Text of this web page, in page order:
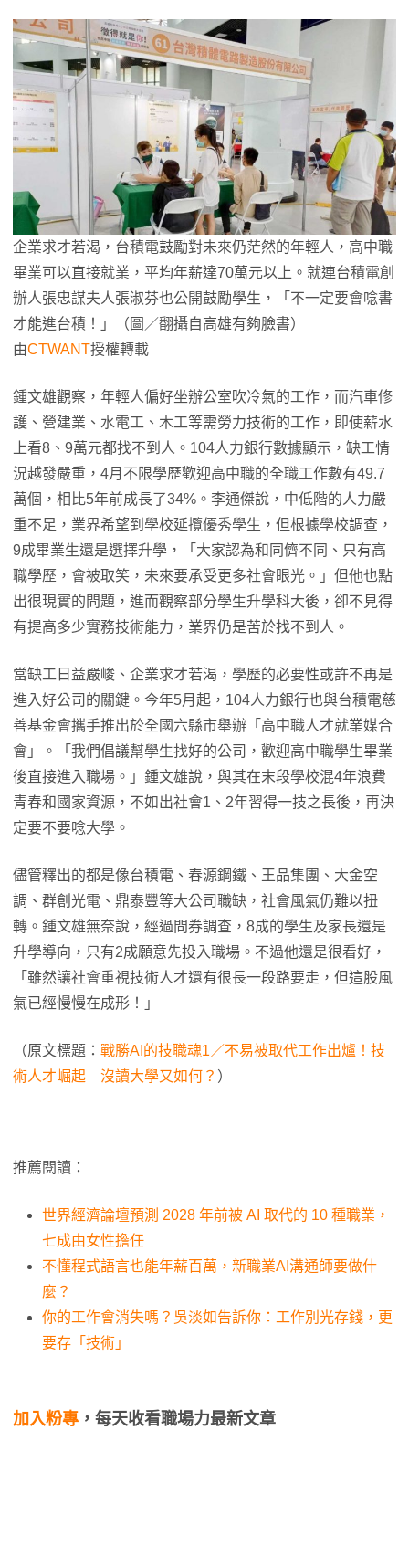
企業求才若渴，台積電鼓勵對未來仍茫然的年輕人，高中職
畢業可以直接就業，平均年薪達70萬元以上。就連台積電創
辦人張忠謀夫人張淑芬也公開鼓勵學生，「不一定要會唸書
才能進台積！」（圖／翻攝自高雄有夠臉書）
由CTWANT授權轉載
鍾文雄觀察，年輕人偏好坐辦公室吹冷氣的工作，而汽車修
護、營建業、水電工、木工等需勞力技術的工作，即使薪水
上看8、9萬元都找不到人。104人力銀行數據顯示，缺工情
況越發嚴重，4月不限學歷歡迎高中職的全職工作數有49.7
萬個，相比5年前成長了34%。李通傑說，中低階的人力嚴
重不足，業界希望到學校延攬優秀學生，但根據學校調查，
9成畢業生還是選擇升學，「大家認為和同儕不同、只有高
職學歷，會被取笑，未來要承受更多社會眼光。」但他也點
出很現實的問題，進而觀察部分學生升學科大後，卻不見得
有提高多少實務技術能力，業界仍是苦於找不到人。
當缺工日益嚴峻、企業求才若渴，學歷的必要性或許不再是
進入好公司的關鍵。今年5月起，104人力銀行也與台積電慈
善基金會攜手推出於全國六縣市舉辦「高中職人才就業媒合
會」。「我們倡議幫學生找好的公司，歡迎高中職學生畢業
後直接進入職場。」鍾文雄說，與其在末段學校混4年浪費
青春和國家資源，不如出社會1、2年習得一技之長後，再決
定要不要唸大學。
儘管釋出的都是像台積電、春源鋼鐵、王品集團、大金空
調、群創光電、鼎泰豐等大公司職缺，社會風氣仍難以扭
轉。鍾文雄無奈說，經過問券調查，8成的學生及家長還是
升學導向，只有2成願意先投入職場。不過他還是很看好，
「雖然讓社會重視技術人才還有很長一段路要走，但這股風
氣已經慢慢在成形！」
（原文標題： 戰勝AI的技職魂1／不易被取代工作出爐！技
術人才崛起 沒讀大學又如何？ ）
推薦閱讀：
世界經濟論壇預測 2028 年前被 AI 取代的 10 種職業，
七成由女性擔任
不懂程式語言也能年薪百萬，新職業AI溝通師要做什
麼？
你的工作會消失嗎？吳淡如告訴你：工作別光存錢，更
要存「技術」
加入粉專 ，每天收看職場力最新文章